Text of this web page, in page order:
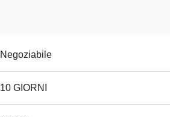
Negoziabile
10 GIORNI